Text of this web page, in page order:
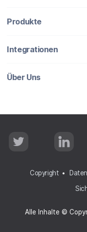
Produkte
Integrationen
Über Uns
Alle Inhalte ©
Copyright
T
w
L
i
e
d